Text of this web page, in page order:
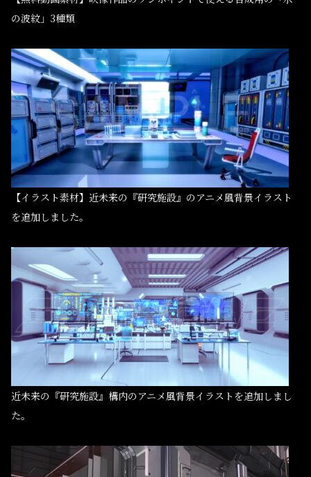
の波紋」3種類
【イラスト素材】近未来の『研究施設』のアニメ風背景イラスト
を追加しました。
近未来の『研究施設』構内のアニメ風背景イラストを追加しまし
た。